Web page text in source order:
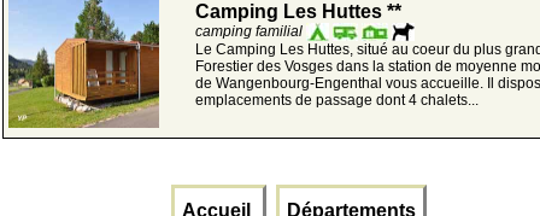
Camping Les Huttes **
camping familial
Le Camping Les Huttes, situé au coeur du plus
Forestier des Vosges dans la station de moyenne
de Wangenbourg-Engenthal vous accueille. Il
emplacements de passage dont 4 chalets...
Accueil Départements